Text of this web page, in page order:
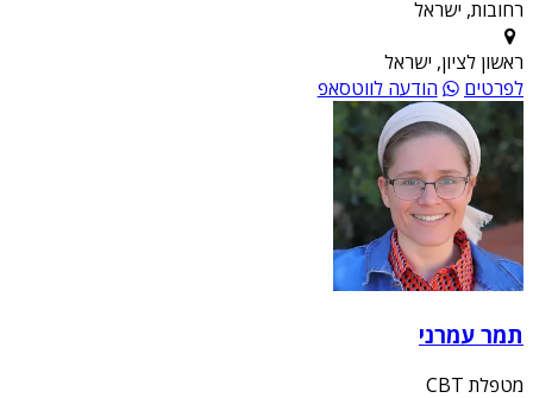
רחובות, ישראל
ראשון לציון, ישראל
לפרטים
הודעה לווטסאפ
תמר עמרני
מטפלת CBT